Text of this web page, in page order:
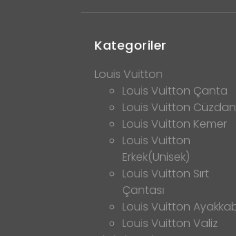
Kategoriler
Louis Vuitton
Louis Vuitton Çanta
Louis Vuitton Cüzdan
Louis Vuitton Kemer
Louis Vuitton
Erkek(Unisek)
Louis Vuitton Sırt
Çantası
Louis Vuitton
Louis Vuitton Valiz